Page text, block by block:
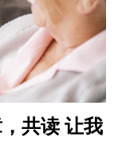
共读 让我